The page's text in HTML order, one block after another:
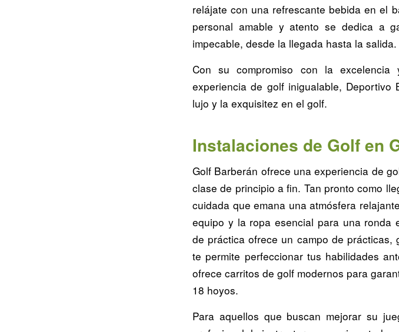
relájate con una refrescante bebida en el
personal amable y atento se dedica a
impecable, desde la llegada hasta la salida.
Con su compromiso con la
experiencia de golf inigualable,
lujo y la exquisitez en el golf.
Instalaciones de Golf en
Golf Barberán ofrece una experiencia de
clase de principio a fin. Tan pronto como
cuidada que emana una atmósfera
equipo y la ropa esencial para una ronda
de práctica ofrece un campo de
te permite perfeccionar tus habilidades
ofrece carritos de golf modernos para
18 hoyos.
Para aquellos que buscan mejorar su